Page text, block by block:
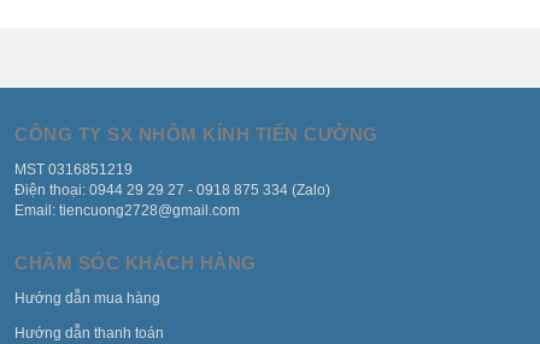
CÔNG TY SX NHÔM KÍNH TIẾN CƯỜNG
MST 0316851219
Điện thoại: 0944 29 29 27 - 0918 875 334 (Zalo)
Email: tiencuong2728@gmail.com
CHĂM SÓC KHÁCH HÀNG
Hướng dẫn mua hàng
Hướng dẫn thanh toán